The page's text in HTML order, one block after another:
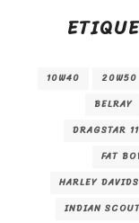
10W40 20W50
BELRAY
DRAGSTAR
FAT
HARLEY
INDIAN